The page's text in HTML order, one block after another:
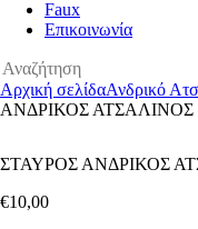
Faux
Επικοινωνία
Αρχική σελίδαΑνδρικό
ΑΝΔΡΙΚΟΣ ΑΤΣΑΛΙΝΟΣ
ΣΤΑΥΡΟΣ ΑΝΔΡΙΚΟΣ
€10,00